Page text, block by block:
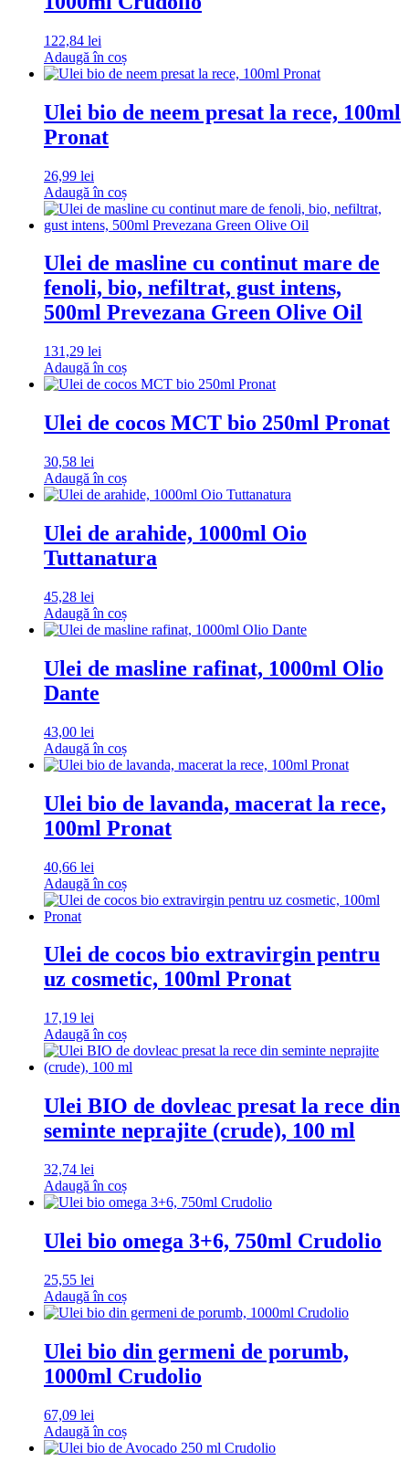
122,84 lei
Adaugă în coș
Ulei bio de neem presat la rece, 100ml
Pronat
26,99 lei
Adaugă în coș
Ulei de masline cu continut mare de
fenoli, bio, nefiltrat, gust intens,
500ml Prevezana Green Olive Oil
131,29 lei
Adaugă în coș
Ulei de cocos MCT bio 250ml Pronat
30,58 lei
Adaugă în coș
Ulei de arahide, 1000ml Oio
Tuttanatura
45,28 lei
Adaugă în coș
Ulei de masline rafinat, 1000ml Olio
Dante
43,00 lei
Adaugă în coș
Ulei bio de lavanda, macerat la rece,
100ml Pronat
40,66 lei
Adaugă în coș
Ulei de cocos bio extravirgin pentru
uz cosmetic, 100ml Pronat
17,19 lei
Adaugă în coș
Ulei BIO de dovleac presat la rece din
seminte neprajite (crude), 100 ml
32,74 lei
Adaugă în coș
Ulei bio omega 3+6, 750ml Crudolio
25,55 lei
Adaugă în coș
Ulei bio din germeni de porumb,
1000ml Crudolio
67,09 lei
Adaugă în coș